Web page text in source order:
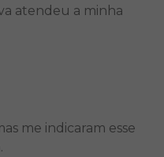
atendeu a minha
me indicaram esse